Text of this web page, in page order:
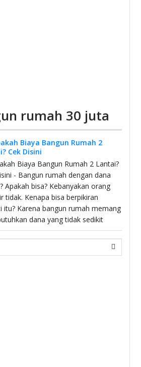
rumah 30 juta
Biaya Bangun Rumah 2
Cek Disini
Biaya Bangun Rumah 2 Lantai?
- Bangun rumah dengan dana
Apakah bisa? Kebanyakan orang
tidak. Kenapa bisa berpikiran
itu? Karena bangun rumah memang
dana yang tidak sedikit